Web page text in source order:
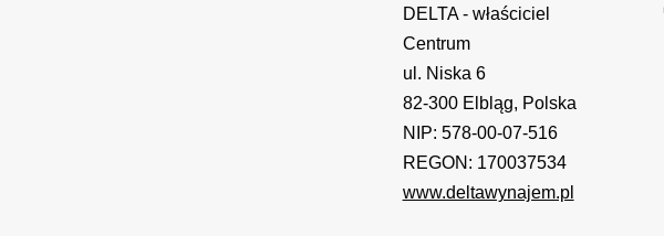
DELTA - właściciel
Centrum
ul. Niska 6
82-300 Elbląg, Polska
NIP: 578-00-07-516
REGON: 170037534
www.deltawynajem.pl